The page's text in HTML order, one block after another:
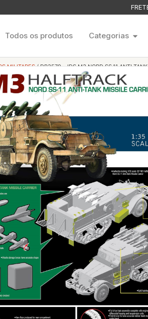
Todos os produtos Categorias
MILITARES/ DR3579 – IDS M3 NORD SS.11 ANTI